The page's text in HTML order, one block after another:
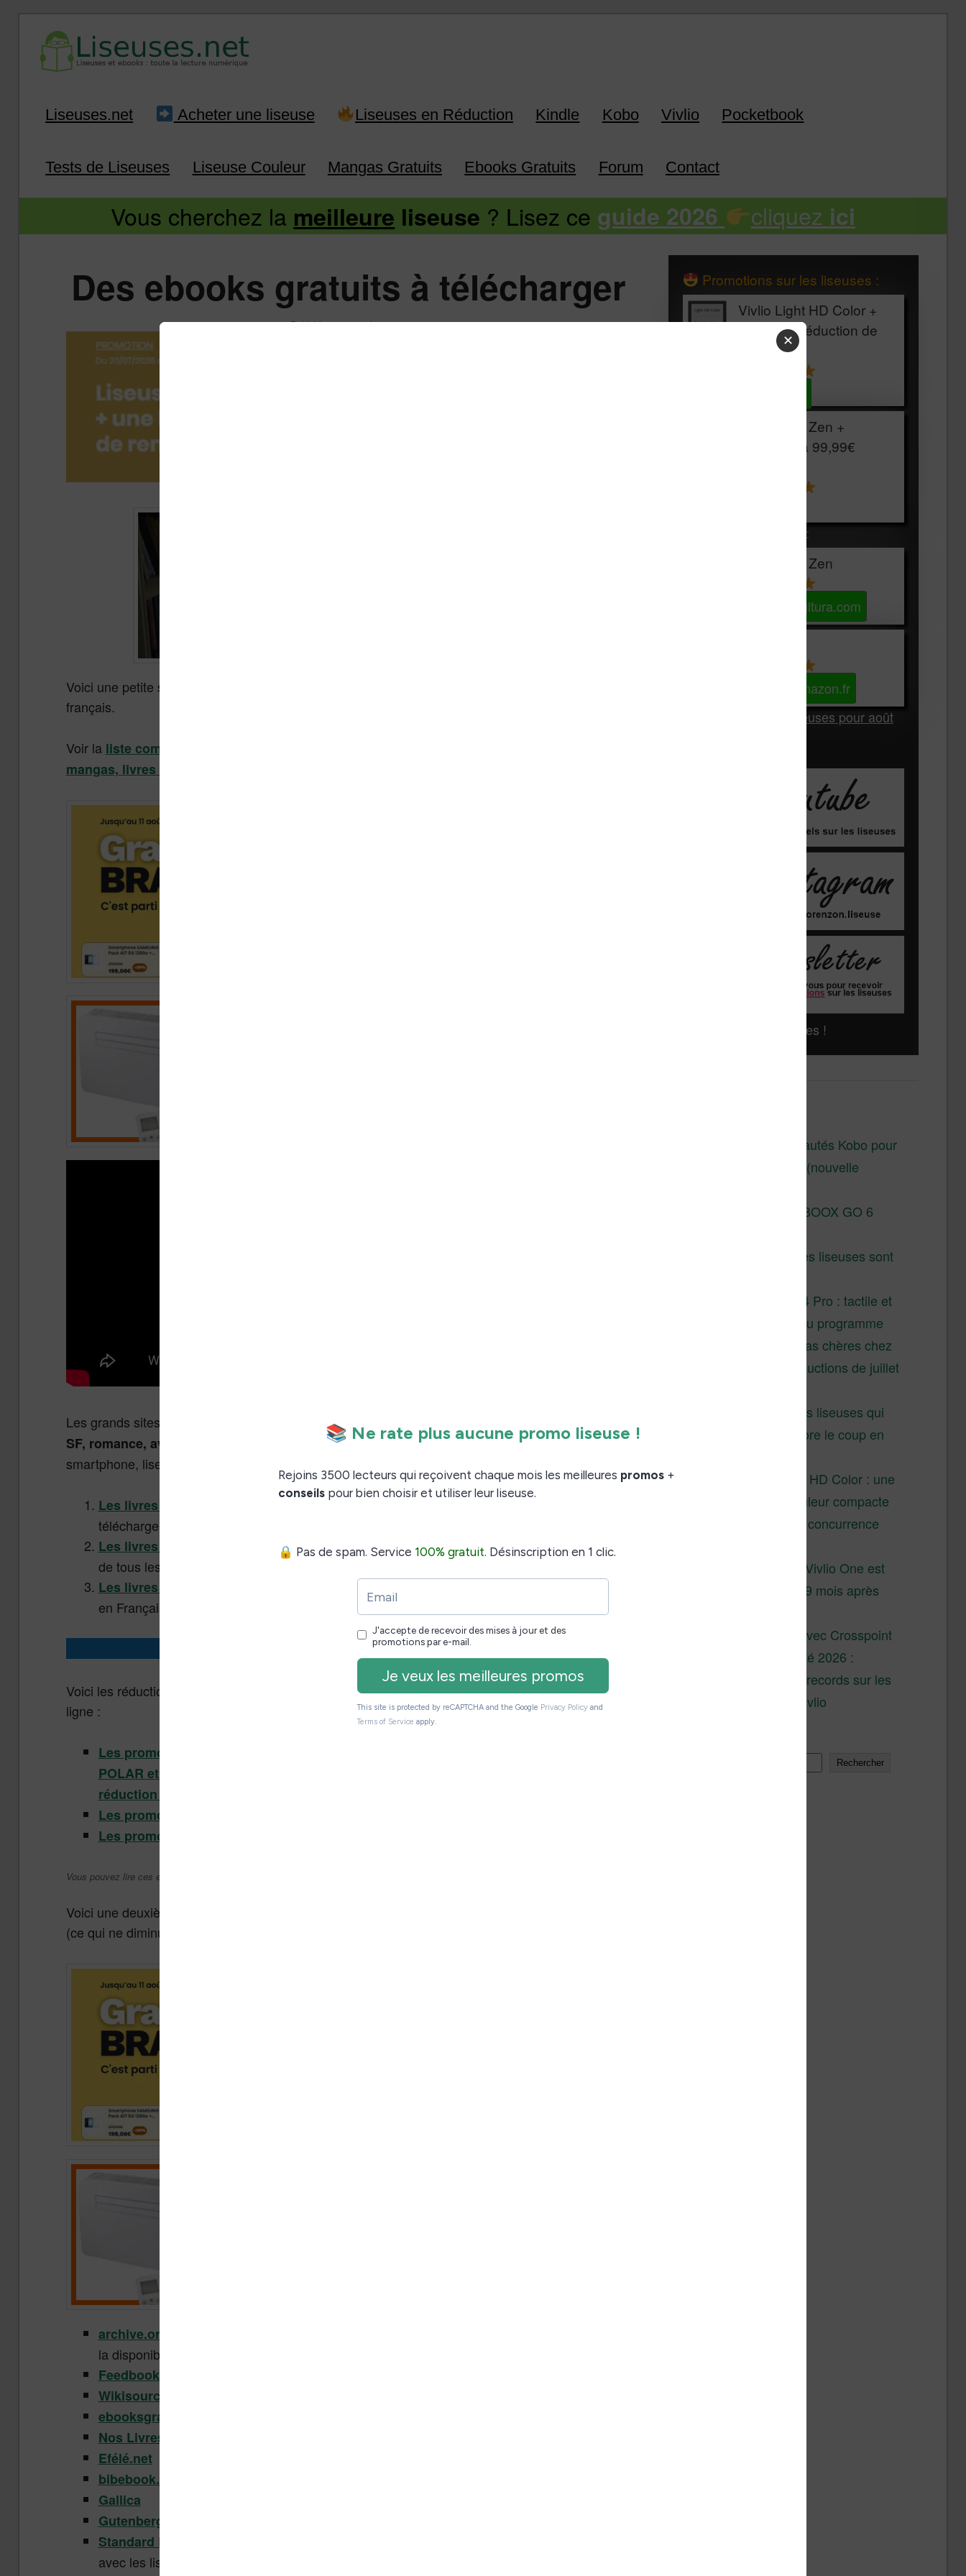
Infos sur les liseuses Kindle, Kobo, Vivlio, Pocketbook
Liseuses.net Acheter une liseuse Liseuses en Réduction Kindle Kobo Vivlio Pocketbook
Tests de Liseuses Liseuse Couleur Mangas Gratuits Ebooks Gratuits Forum Contact
Vous cherchez la meilleure liseuse ? Lisez ce guide 2026 cliquez ici
Des ebooks gratuits à télécharger
Publié le24 novembre 2025
Voici une petite sélection de sites qui permettent de télécharger des livres gratuitement en
français.
Voir la liste complète de tous les sites de téléchargements gratuits (livres, ebooks, bd,
mangas, livres audio)
Les grands sites français proposent maintenant des livres de tous les genres (
thriller, policier,
SF, romance, aventure, classiques,
, etc.) àtélécharger gratuitementsur votre
smartphone, liseuse ou tablette :
Les livres gratuits sur Cultura (cliquez ici)
télécharger !
Les livres gratuits sur Amazon (cliquez ici): encore une large sélection de livres gratuits
de tous les genres et publiés par des auteurs indépendants et des grands éditeurs
Les livres gratuits sur Fnac.com (cliquez ici)
: beaucoup de livres gratuits, récents ou non
en Français
Promotions du moment sur les ebookspourjuillet 2026
Voici les réductions sur les ebooks sur les sites de libraires en
ligne :
Les promotions pour juillet 2026 : spécial ROMANCE,
POLAR et THRILLER –
réduction
Les promotions sur les ebooks Kobo (Fnac.com)
Les promotions sur les ebooks Kindle (Amazon.fr)
Vous pouvez lire ces ebooks sur liseuse, smartphone ou tablette
Voici une deuxième liste de sites qui proposent des œuvres disponibles dans le domaine public
(ce qui ne diminue pas leur valeur) :
archive.org
la disponibilité de films !
Feedbooks
Wikisource
ebooksgratuits.com
Nos Livres
Efélé.net
bibebook.com
Gallica
Gutenberg
Standard Ebooks
avec les liseuses
Promotions sur les liseuses :
Vivlio Light HD Color +
HOUSSE réduction de
Vivlio Light Zen +
HOUSSE à 99,99€
Les accessibles :
Vivlio Light Zen
Voir sur Cultura.com
Voir sur Amazon.fr
Les Meilleures liseuses pour août
Liseuses pas chères !
Les nouveautés Kobo pour
la fin 2026 (nouvelle
Test de la BOOX GO 6
Pourquoi les liseuses sont
XTEINK X4 Pro : tactile et
éclairage au programme
Liseuses pas chères chez
Vivlio – réductions de juillet
3 anciennes liseuses qui
valent encore le coup en
Vivlio Light HD Color : une
liseuse couleur compacte
à prix défiant toute concurrence
La liseuse Vivlio One est
un succès 9 mois après
XTEINK X4 : test avec Crosspoint
Soldes d’été 2026 :
réductions records sur les
liseuses Kobo et Vivlio
Rechercher
✕